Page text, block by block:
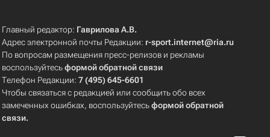
Главный редактор: Гаврилова А.В.
Адрес электронной почты Редакции: r-sport.internet@ria.ru
По вопросам размещения пресс-релизов и рекламы
воспользуйтесьформой обратной связи
Телефон Редакции:7 (495) 645-6601
Чтобы связаться с редакцией или сообщить обо всех
замеченных ошибках, воспользуйтесьформой обратной
связи.